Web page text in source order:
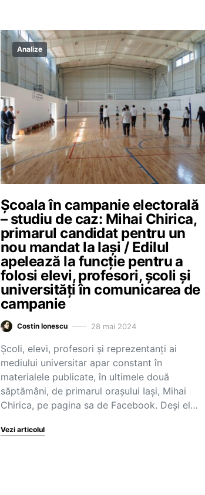
Analize
Școala în campanie electorală
– studiu de caz: Mihai Chirica,
primarul candidat pentru un
nou mandat la Iași / Edilul
apelează la funcție pentru a
folosi elevi, profesori, școli și
universități în comunicarea de
campanie
Costin Ionescu 28 mai 2024
Școli, elevi, profesori și reprezentanți ai
mediului universitar apar constant în
materialele publicate, în ultimele două
săptămâni, de primarul orașului Iași, Mihai
Chirica, pe pagina sa de Facebook. Deși el…
Vezi articolul